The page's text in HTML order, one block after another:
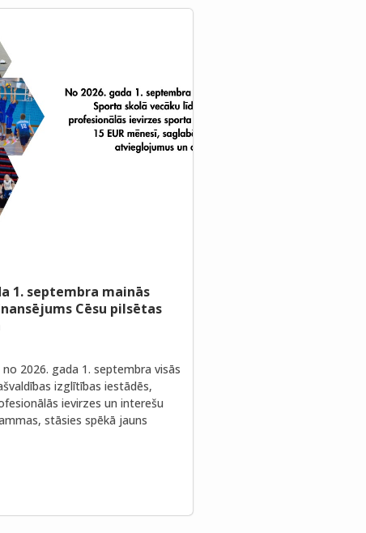
1. septembra mainās
Cēsu pilsētas
2026. gada 1. septembra visās
izglītības iestādēs,
ievirzes un interešu
stāsies spēkā jauns